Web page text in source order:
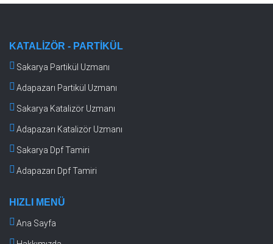
KATALIZÖR - PARTIKÜL
Sakarya Partikül Uzmanı
Adapazarı Partikül Uzmanı
Sakarya Katalizör Uzmanı
Adapazarı Katalizör Uzmanı
Sakarya Dpf Tamiri
Adapazarı Dpf Tamiri
HIZLI MENÜ
Ana Sayfa